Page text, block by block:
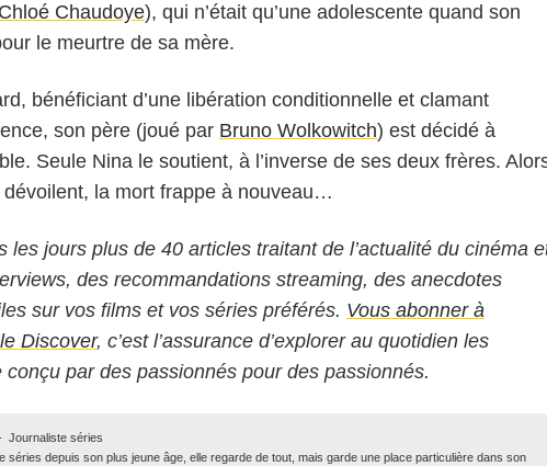
Chloé Chaudoye), qui n’était qu’une adolescente quand son
le meurtre de sa mère.
bénéficiant d’une libération conditionnelle et clamant
son père (joué par Bruno Wolkowitch) est décidé à
Seule Nina le soutient, à l’inverse de ses deux frères.
la mort frappe à nouveau…
les jours plus de 40 articles traitant de l’actualité du cinéma
des recommandations streaming, des anecdotes
sur vos films et vos séries préférés. Vous abonner à
Discover, c’est l’assurance d’explorer au quotidien les
conçu par des passionnés pour des passionnés.
Journaliste séries
séries depuis son plus jeune âge, elle regarde de tout, mais garde une place particulière dans son